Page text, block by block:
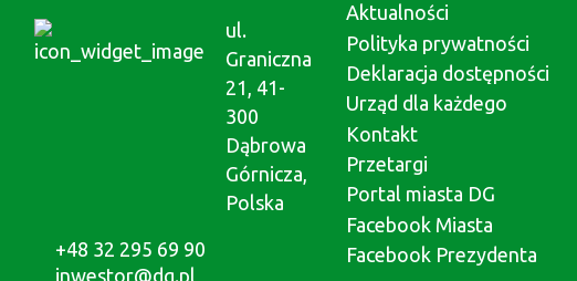
ul.
Graniczna
21, 41-
300
Dąbrowa
Górnicza,
Polska
+48 32 295 69 90
inwestor@dg.pl
Aktualności
Polityka prywatności
Deklaracja dostępności
Urząd dla każdego
Kontakt
Przetargi
Portal miasta DG
Facebook Miasta
Facebook Prezydenta